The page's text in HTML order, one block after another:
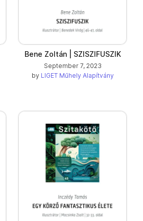
Bene Zoltán | SZISZIFUSZIK
September 7, 2023
by LIGET Műhely Alapítvány